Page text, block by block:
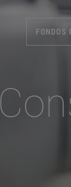
FONDOS